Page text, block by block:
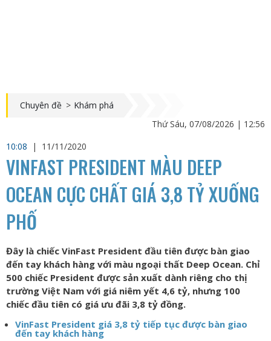
Chuyên đề > Khám phá
Thứ Sáu, 07/08/2026 | 12:56
10:08
| 11/11/2020
VINFAST PRESIDENT MÀU DEEP
OCEAN CỰC CHẤT GIÁ 3,8 TỶ XUỐNG
PHỐ
Đây là chiếc VinFast President đầu tiên được bàn giao
đến tay khách hàng với màu ngoại thất Deep Ocean. Chỉ
500 chiếc President được sản xuất dành riêng cho thị
trường Việt Nam với giá niêm yết 4,6 tỷ, nhưng 100
chiếc đầu tiên có giá ưu đãi 3,8 tỷ đồng.
VinFast President giá 3,8 tỷ tiếp tục được bàn giao
đến tay khách hàng